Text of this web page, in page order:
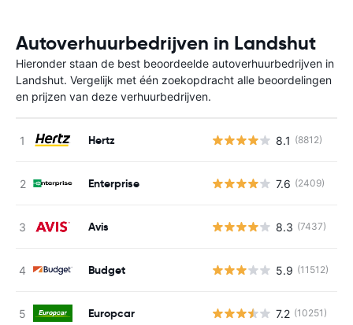
Autoverhuurbedrijven in Landshut
Hieronder staan de best beoordeelde autoverhuurbedrijven in
Landshut. Vergelijk met één zoekopdracht alle beoordelingen
en prijzen van deze verhuurbedrijven.
Hertz 8.1 (8812)
Enterprise 7.6 (2409)
Avis 8.3 (7437)
Budget 5.9 (11512)
Europcar 7.2 (10251)